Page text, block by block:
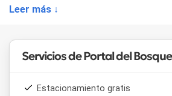
huéspedes pueden disfrutar de una
Leer más ↓
Servicios de Portal del Bosque
Estacionamiento gratis